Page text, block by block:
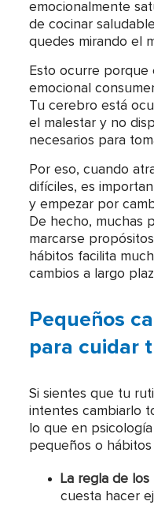
emocionalmente
de cocinar
quedes mirando el
Esto ocurre porque
emocional
Tu cerebro está
el malestar y no
necesarios para
Por eso, cuando
difíciles, es
y empezar por
De hecho, muchas
marcarse
hábitos facilita
cambios a largo
Pequeños
para cuidar
Si sientes que tu
intentes cambiarlo
lo que en
pequeños o hábitos
La regla de los
cuesta hacer